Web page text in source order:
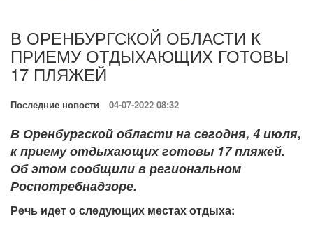
В ОРЕНБУРГСКОЙ ОБЛАСТИ К
ПРИЕМУ ОТДЫХАЮЩИХ ГОТОВЫ
17 ПЛЯЖЕЙ
Последние новости 04-07-2022 08:32
В Оренбургской области на сегодня, 4 июля,
к приему отдыхающих готовы 17 пляжей.
Об этом сообщили в региональном
Роспотребнадзоре.
Речь идет о следующих местах отдыха: